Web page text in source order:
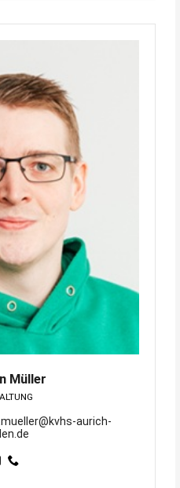
Müller
aurich-